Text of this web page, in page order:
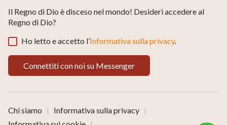
Il Regno di Dio è disceso nel mondo! Desideri accedere al
Regno di Dio?
Ho letto e accetto l’Informativa sulla privacy.
Connettiti con noi su Messenger
Chi siamo | Informativa sulla privacy |